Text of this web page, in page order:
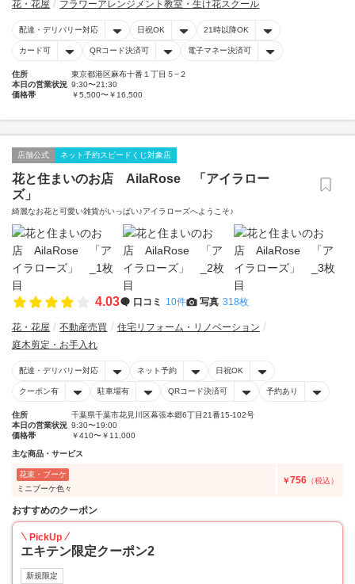
花・花屋 フラワーアレンジメント教室・生け花スクール
配達・デリバリー対応 日祝OK 21時以降OK
カード可 QRコード決済可 電子マネー決済可
住所
東京都港区麻布十番１丁目５−２
本日の営業状況 9:30〜21:30
価格帯
￥5,500〜￥16,500
店舗公式 ネット予約スピードくじ対象店
花と住まいのお店 AilaRose 「アイラロー
ズ」
綺麗なお花と可愛い雑貨がいっぱい♪アイラローズへようこそ♪
4.03 口コミ 10件 写真 318枚
花・花屋 不動産売買
住宅リフォーム・リノベーション
庭木剪定・お手入れ
配達・デリバリー対応 ネット予約 日祝OK
クーポン有 駐車場有 QRコード決済可 予約あり
住所
千葉県千葉市花見川区幕張本郷6丁目21番15-102号
本日の営業状況 9:30〜19:00
価格帯
￥410〜￥11,000
主な商品・サービス
花束・ブーケ
ミニブーケ色々
￥756 （税込）
おすすめのクーポン
PickUp
エキテン限定クーポン2
新規限定